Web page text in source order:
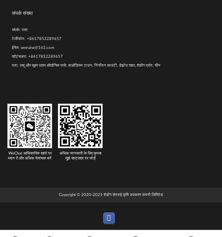
संपर्क संख्या
संपर्क: परत
टेलीफोन: +8617852289657
ईमेल: senruinz@163.com
व्हॉट्सअप: +8617852289657
पता: लघु और सूक्ष्म उद्यम औद्योगिक पार्क, बाओडियन टाउन, निंगजिन काउंटी, डेझोउ शहर, शेडोंग प्रांत, चीन
WeChat आधिकारिक खाते पर
ध्यान दें और अधिक रोमांचक बनें
अधिक जानकारी के लिए कृपया
मुझे व्हाट्सएप पर जोड़ें
Copyright © 2020-2025 शेडोंग सेनरुई कृषि उपकरण कंपनी लिमिटेड